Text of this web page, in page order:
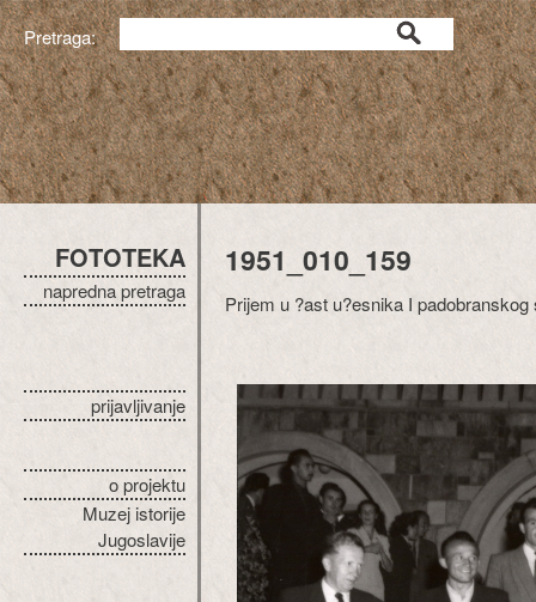
Pretraga:
FOTOTEKA
napredna pretraga
prijavljivanje
o projektu
Muzej istorije
Jugoslavije
1951_010_159
Prijem u ?ast u?esnika I padobranskog